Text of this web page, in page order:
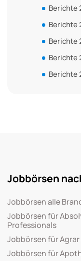
Berichte
Berichte
Berichte
Berichte
Berichte
Jobbörsen
Jobbörsen alle
Jobbörsen für
Professionals
Jobbörsen für
Jobbörsen für